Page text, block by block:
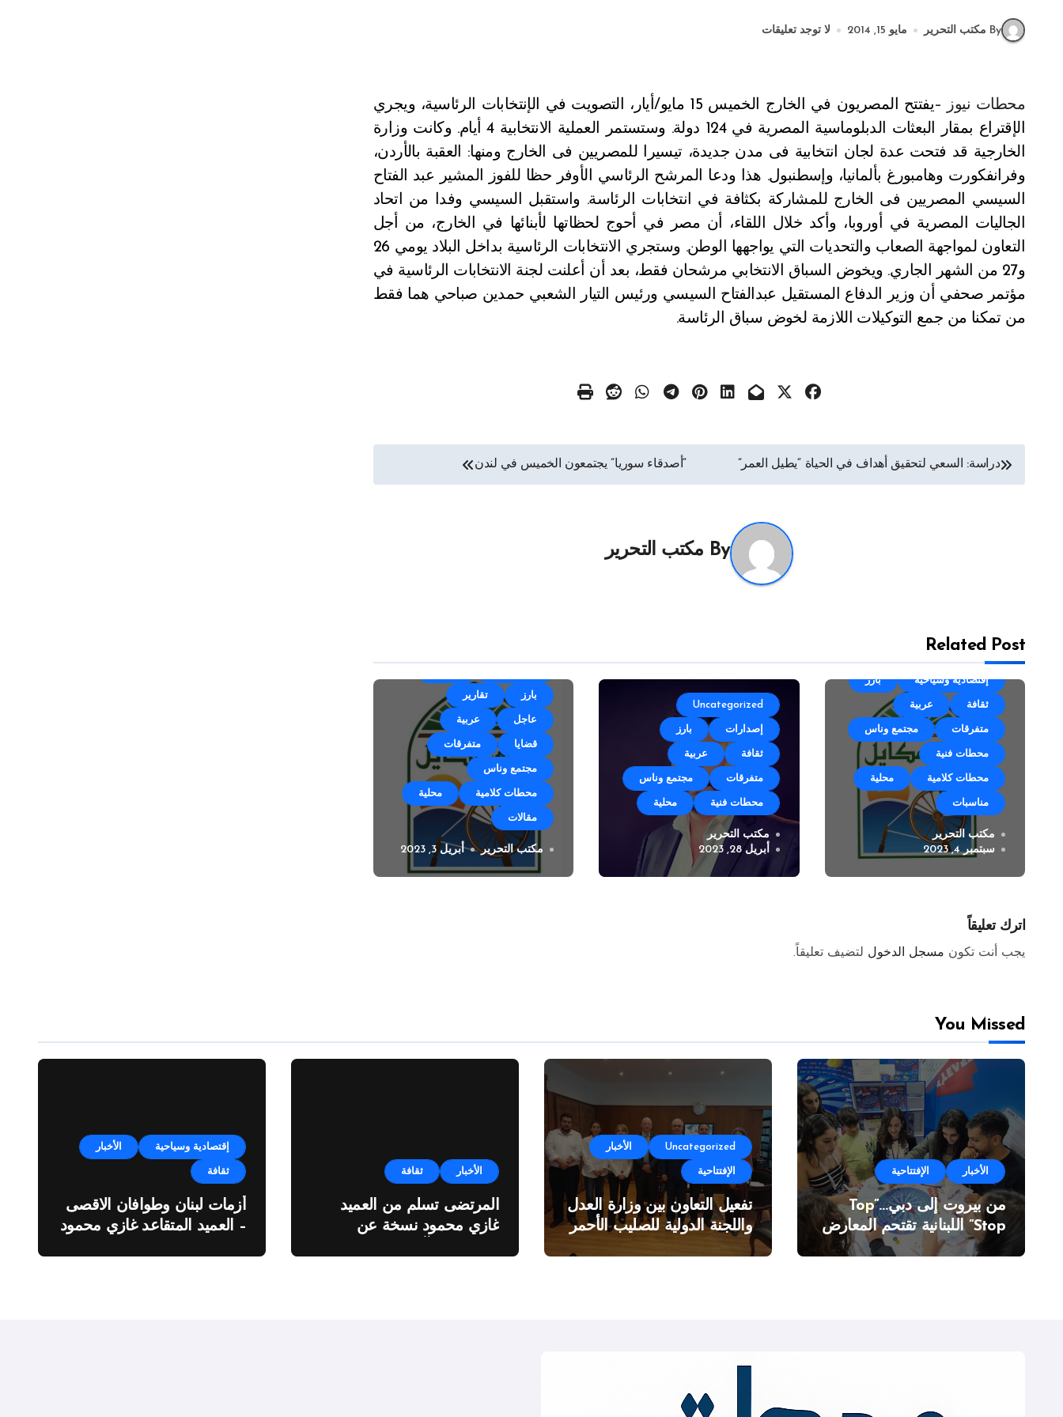
By مكتب التحرير مايو 15, 2014 لا توجد تعليقات
محطات نيوز –
يفتتح المصريون في الخارج الخميس 15 مايو/أيار، التصويت في الإنتخابات الرئاسية، ويجري
الإقتراع بمقار البعثات الدبلوماسية المصرية في 124 دولة. وستستمر العملية الانتخابية 4 أيام. وكانت وزارة
الخارجية قد فتحت عدة لجان انتخابية فى مدن جديدة، تيسيرا للمصريين فى الخارج ومنها: العقبة بالأردن،
وفرانفكورت وهامبورغ بألمانيا، وإسطنبول. هذا ودعا المرشح الرئاسي الأوفر حظا للفوز المشير عبد الفتاح
السيسي المصريين فى الخارج للمشاركة بكثافة في انتخابات الرئاسة. واستقبل السيسي وفدا من اتحاد
الجاليات المصرية في أوروبا، وأكد خلال اللقاء، أن مصر في أحوج لحظاتها لأبنائها في الخارج، من أجل
التعاون لمواجهة الصعاب والتحديات التي يواجهها الوطن. وستجري الانتخابات الرئاسية بداخل البلاد يومي 26
و27 من الشهر الجاري. ويخوض السباق الانتخابي مرشحان فقط، بعد أن أعلنت لجنة الانتخابات الرئاسية في
مؤتمر صحفي أن وزير الدفاع المستقيل عبدالفتاح السيسي ورئيس التيار الشعبي حمدين صباحي هما فقط
من تمكنا من جمع التوكيلات اللازمة لخوض سباق الرئاسة.
تصفّح
دراسة: السعي لتحقيق أهداف في الحياة “يطيل العمر” “أصدقاء سوريا” يجتمعون الخميس في لندن
By مكتب التحرير
Related Post
إقتصادية وسياحية بارز
ثقافة عربية
متفرقات مجتمع وناس
محطات فنية
محطات كلامية محلية
مناسبات
مهرجان زوق مكايل “بلدتنا
العيد” في نسخته الرابعة
مكتب التحرير
سبتمبر 4, 2023
Uncategorized
إصدارات بارز
ثقافة عربية
متفرقات مجتمع وناس
محطات فنية محلية
الفنان باسل صقر ينضم
الى شركة مدانات ميديا
برودكشن
مكتب التحرير
أبريل 28, 2023
بارز تقارير
عاجل عربية
قضايا متفرقات
مجتمع وناس
محطات كلامية محلية
مقالات
خطوة فريدة من بلدية
زوق مكايل بوجه اصحاب
مكتب التحرير أبريل 3, 2023
اترك تعليقاً
يجب أنت تكون مسجل الدخول لتضيف تعليقاً.
You Missed
الأخبار الإفتتاحية
من بيروت إلى دبي…”Top
Stop” اللبنانية تقتحم المعارض
الدولية
Uncategorized الأخبار
الإفتتاحية
تفعيل التعاون بين وزارة العدل
واللجنة الدولية للصليب الأحمر
الأخبار ثقافة
المرتضى تسلم من العميد
غازي محمود نسخة عن
إقتصادية وسياحية الأخبار
ثقافة
أزمات لبنان وطوافان الاقصى
– العميد المتقاعد غازي محمود